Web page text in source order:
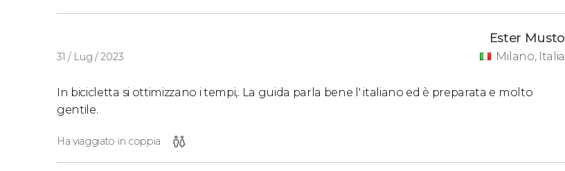
31 / Lug / 2023
Ester Musto
Milano, Italia
In bicicletta si ottimizzano i tempi,. La guida parla bene l' italiano ed è preparata e molto
gentile.
Ha viaggiato in coppia